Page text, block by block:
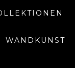
WANDKUNST